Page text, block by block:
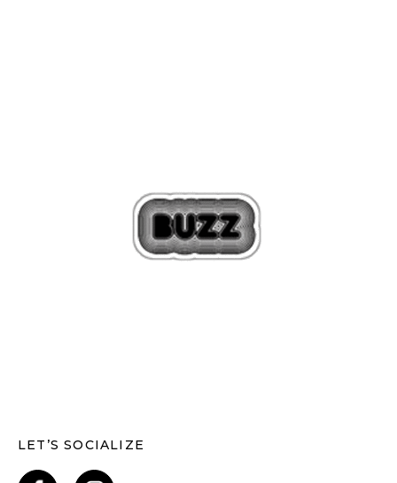
LET’S SOCIALIZE